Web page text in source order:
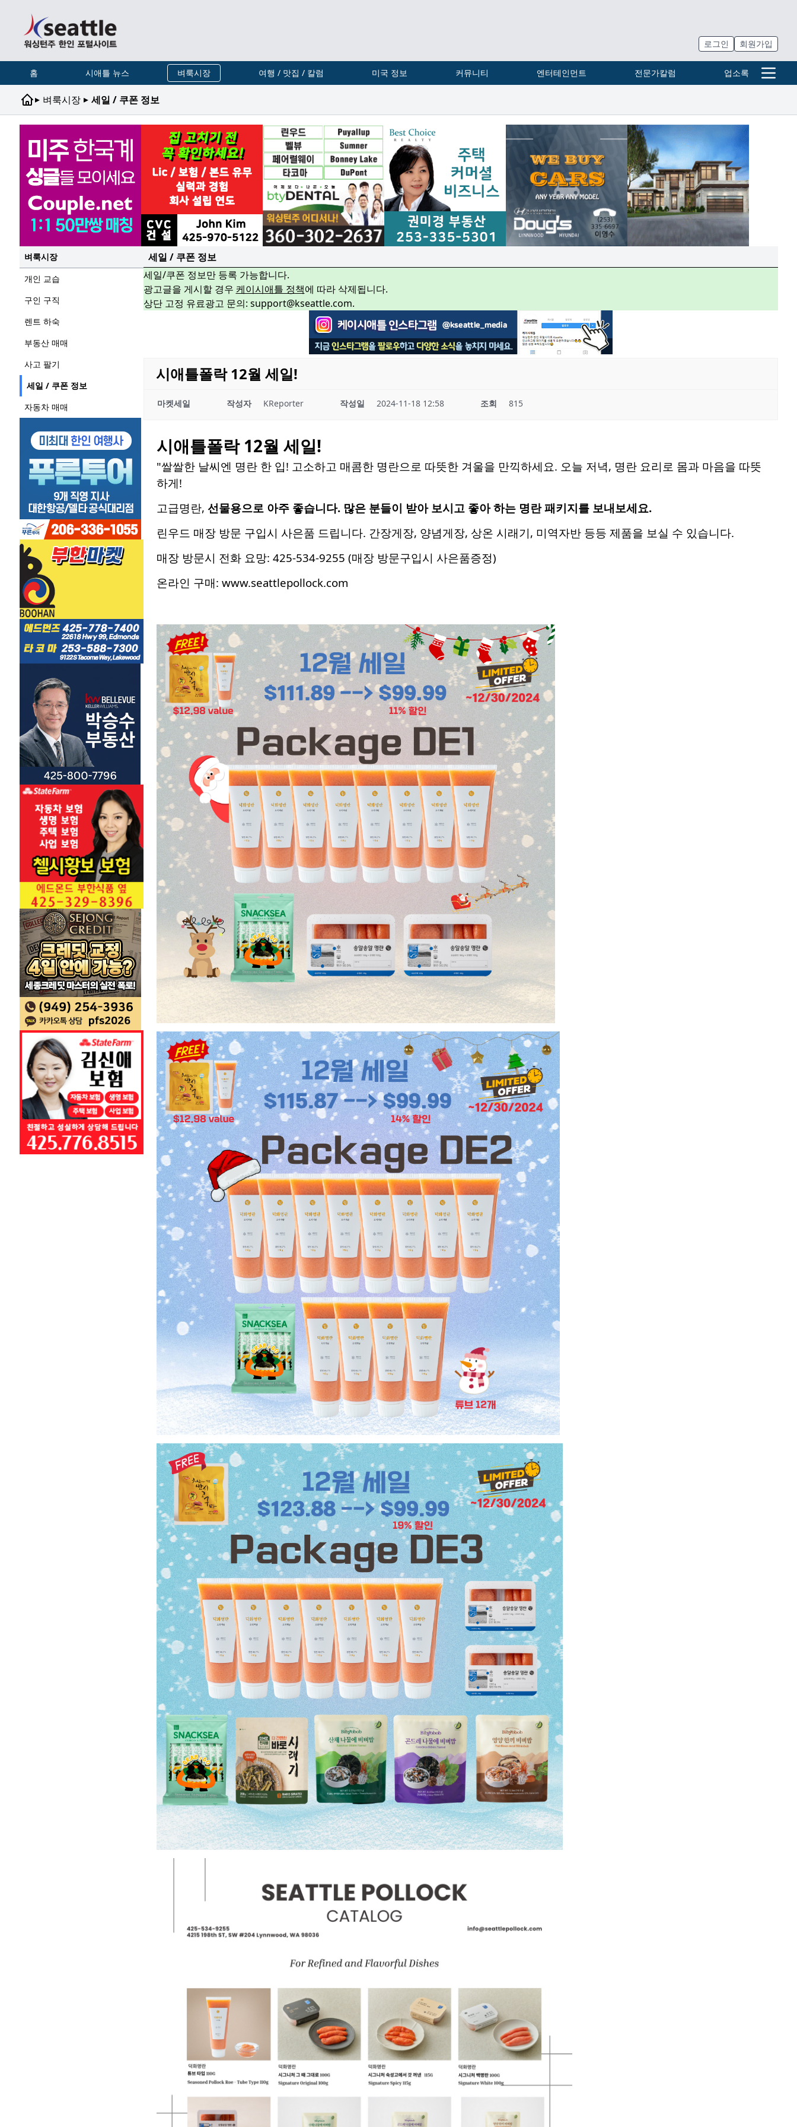
로그인 회원가입
홈 시애틀 뉴스 벼룩시장 여행 / 맛집 / 칼럼 미국 정보 커뮤니티 엔터테인먼트 전문가칼럼 업소록
▸ 벼룩시장 ▸ 세일 / 쿠폰 정보
벼룩시장
개인 교습
구인 구직
렌트 하숙
부동산 매매
사고 팔기
세일 / 쿠폰 정보
자동차 매매
세일 / 쿠폰 정보
세일/쿠폰 정보만 등록 가능합니다.
광고글을 게시할 경우 케이시애틀 정책에 따라 삭제됩니다.
상단 고정 유료광고 문의: support@kseattle.com.
시애틀폴락 12월 세일!
마켓세일 작성자 KReporter 작성일 2024-11-18 12:58 조회 815
시애틀폴락 12월 세일!
"쌀쌀한 날씨엔 명란 한 입! 고소하고 매콤한 명란으로 따뜻한 겨울을 만끽하세요. 오늘 저녁, 명란 요리로 몸과 마음을 따뜻
하게!
고급명란, 선물용으로 아주 좋습니다. 많은 분들이 받아 보시고 좋아 하는 명란 패키지를 보내보세요.
린우드 매장 방문 구입시 사은품 드립니다. 간장게장, 양념게장, 상온 시래기, 미역자반 등등 제품을 보실 수 있습니다.
매장 방문시 전화 요망: 425-534-9255 (매장 방문구입시 사은품증정)
온라인 구매: www.seattlepollock.com